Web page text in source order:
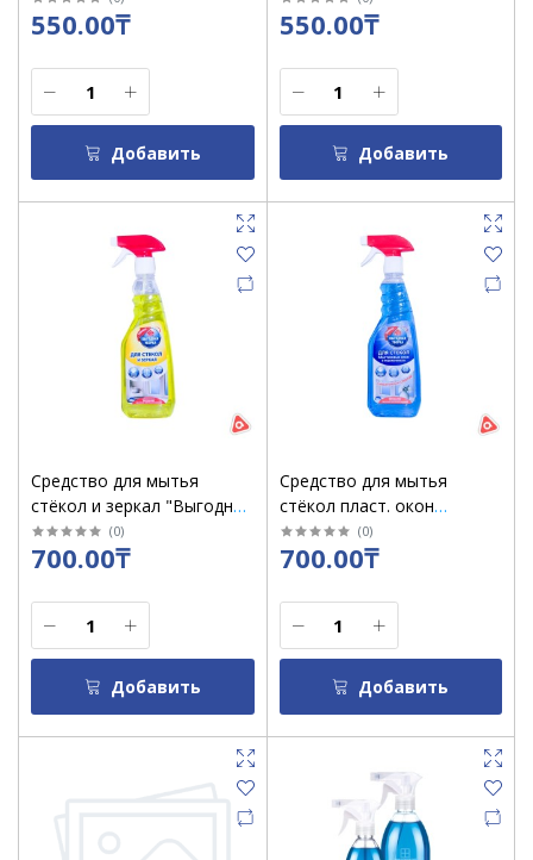
12 шт
550.00₸
Добавить
550.00₸
Добавить
Средство для мытья
стёкол и зеркал "Выгодная
Уборка" 500 мл лимон /
кор 20 шт
(0)
700.00₸
Добавить
Средство для мытья
стёкол пласт. окон
"Выгодная Уборка" 500 мл
морская свежесть /кор 20
(0)
700.00₸
Добавить